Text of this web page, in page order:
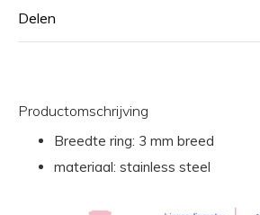
Delen
Productomschrijving
Breedte ring: 3 mm breed
materiaal: stainless steel